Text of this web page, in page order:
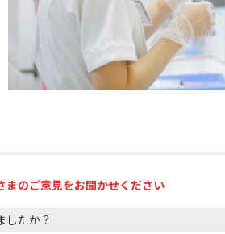
まのご意見をお聞かせください
したか？